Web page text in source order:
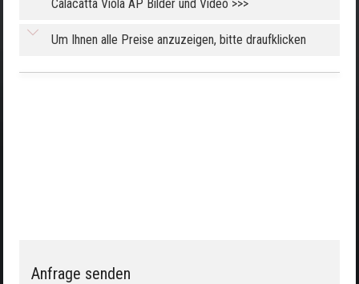
Calacatta Viola AP Bilder und Video >>>
Um Ihnen alle Preise anzuzeigen, bitte draufklicken
Anfrage senden